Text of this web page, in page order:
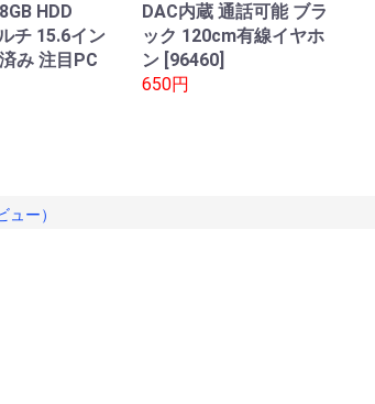
HDD
チ 15.6イン
み 注目PC
DAC内蔵 通話可能 ブラ
ック 120cm有線イヤホ
ン [96460]
650円
ュー）